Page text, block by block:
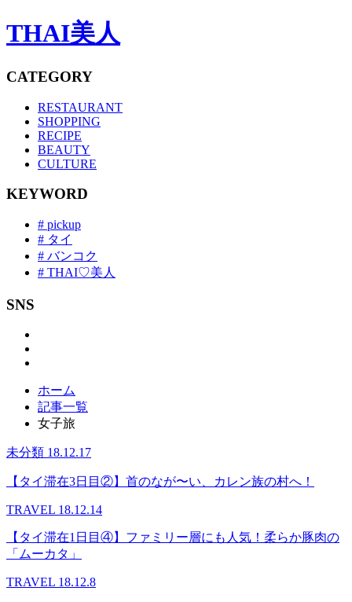
THAI美人
CATEGORY
RESTAURANT
SHOPPING
RECIPE
BEAUTY
CULTURE
KEYWORD
# pickup
# タイ
# バンコク
# THAI♡美人
SNS
ホーム
記事一覧
女子旅
未分類 18.12.17
【タイ滞在3日目②】首のなが〜い、カレン族の村へ！
TRAVEL 18.12.14
【タイ滞在1日目④】ファミリー層にも人気！柔らか豚肉の
「ムーカタ」
TRAVEL 18.12.8